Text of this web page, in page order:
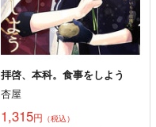
拝啓、本科。食事をしよう
杏屋
1,315円 （税込）